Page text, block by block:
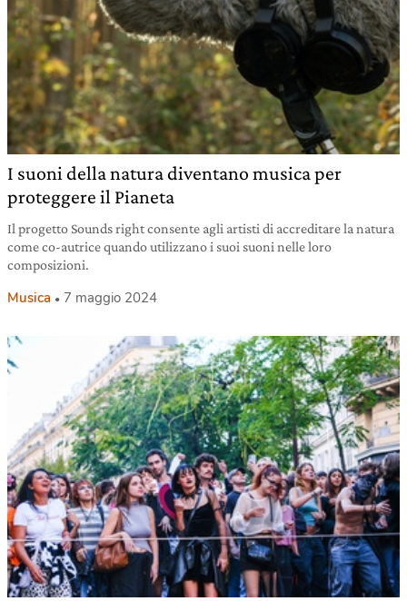
I suoni della natura diventano musica per
proteggere il Pianeta
Il progetto Sounds right consente agli artisti di accreditare la natura
come co-autrice quando utilizzano i suoi suoni nelle loro
composizioni.
Musica 7 maggio 2024